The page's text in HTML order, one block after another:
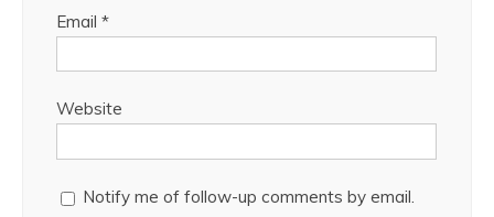
Email *
Website
Notify me of follow-up comments by email.